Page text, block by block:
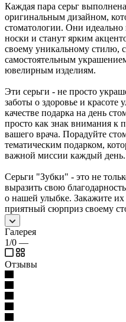
Каждая пара серьг
оригинальным дизайном,
стоматологии. Они
носки и станут ярким
своему уникальному стилю,
самостоятельным
ювелирным изделиям.
Эти серьги - не просто
заботы о здоровье и
качестве подарка на день
просто как знак внимания к
вашего врача. Порадуйте
тематическим подарком,
важной миссии каждый день.
Серьги "Зубки" - это не
выразить свою
о нашей улыбке. Закажите их
приятный сюрприз своему
Галерея
1/0 —
Отзывы